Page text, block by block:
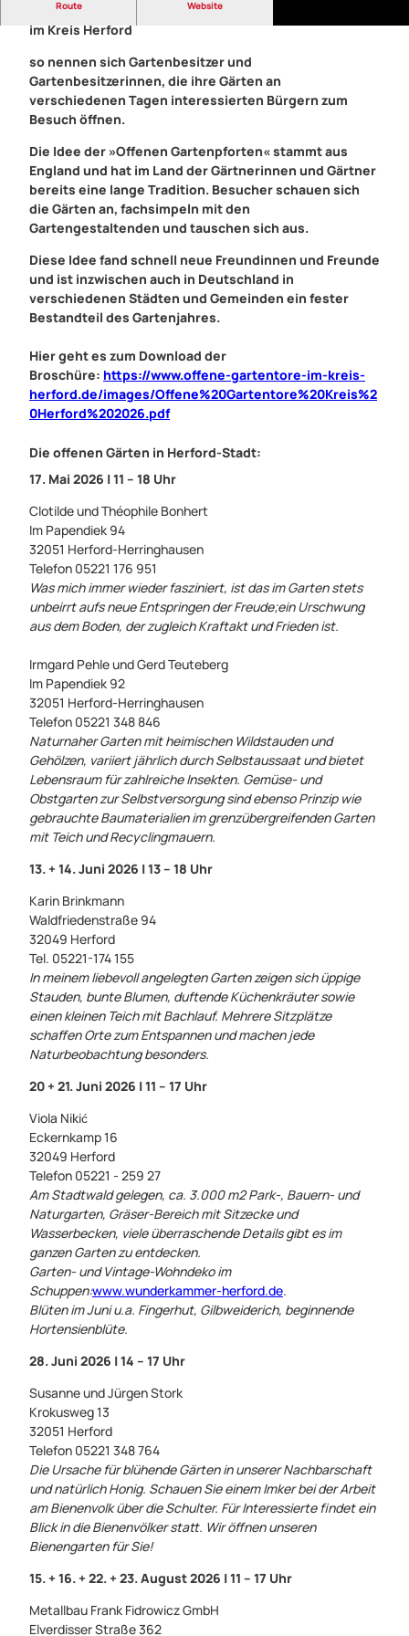
Route Website
Freundinnen und Freunde der offenen Gartentore
im Kreis Herford
so nennen sich Gartenbesitzer und
Gartenbesitzerinnen, die ihre Gärten an
verschiedenen Tagen interessierten Bürgern zum
Besuch öffnen.
Die Idee der »Offenen Gartenpforten« stammt aus
England und hat im Land der Gärtnerinnen und Gärtner
bereits eine lange Tradition. Besucher schauen sich
die Gärten an, fachsimpeln mit den
Gartengestaltenden und tauschen sich aus.
Diese Idee fand schnell neue Freundinnen und Freunde
und ist inzwischen auch in Deutschland in
verschiedenen Städten und Gemeinden ein fester
Bestandteil des Gartenjahres.
Hier geht es zum Download der
Broschüre: https://www.offene-gartentore-im-kreis-
herford.de/images/Offene%20Gartentore%20Kreis%2
0Herford%202026.pdf
Die offenen Gärten in Herford-Stadt:
17. Mai 2026 | 11 – 18 Uhr
Clotilde und Théophile Bonhert
Im Papendiek 94
32051 Herford-Herringhausen
Telefon 05221 176 951
Was mich immer wieder fasziniert, ist das im Garten stets
unbeirrt aufs neue Entspringen der Freude;ein Urschwung
aus dem Boden, der zugleich Kraftakt und Frieden ist.
Irmgard Pehle und Gerd Teuteberg
Im Papendiek 92
32051 Herford-Herringhausen
Telefon 05221 348 846
Naturnaher Garten mit heimischen Wildstauden und
Gehölzen, variiert jährlich durch Selbstaussaat und bietet
Lebensraum für zahlreiche Insekten. Gemüse- und
Obstgarten zur Selbstversorgung sind ebenso Prinzip wie
gebrauchte Baumaterialien im grenzübergreifenden Garten
mit Teich und Recyclingmauern.
13. + 14. Juni 2026 | 13 – 18 Uhr
Karin Brinkmann
Waldfriedenstraße 94
32049 Herford
Tel. 05221-174 155
In meinem liebevoll angelegten Garten zeigen sich üppige
Stauden, bunte Blumen, duftende Küchenkräuter sowie
einen kleinen Teich mit Bachlauf. Mehrere Sitzplätze
schaffen Orte zum Entspannen und machen jede
Naturbeobachtung besonders.
20 + 21. Juni 2026 | 11 – 17 Uhr
Viola Nikić
Eckernkamp 16
32049 Herford
Telefon 05221 - 259 27
Am Stadtwald gelegen, ca. 3.000 m2 Park-, Bauern- und
Naturgarten, Gräser-Bereich mit Sitzecke und
Wasserbecken, viele überraschende Details gibt es im
ganzen Garten zu entdecken.
Garten- und Vintage-Wohndeko im
Schuppen:www.wunderkammer-herford.de.
Blüten im Juni u.a. Fingerhut, Gilbweiderich, beginnende
Hortensienblüte.
28. Juni 2026 | 14 – 17 Uhr
Susanne und Jürgen Stork
Krokusweg 13
32051 Herford
Telefon 05221 348 764
Die Ursache für blühende Gärten in unserer Nachbarschaft
und natürlich Honig. Schauen Sie einem Imker bei der Arbeit
am Bienenvolk über die Schulter. Für Interessierte findet ein
Blick in die Bienenvölker statt. Wir öffnen unseren
Bienengarten für Sie!
15. + 16. + 22. + 23. August 2026 | 11 – 17 Uhr
Metallbau Frank Fidrowicz GmbH
Elverdisser Straße 362